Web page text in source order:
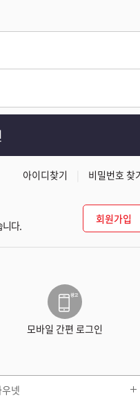
아이디찾기 비밀번호 찾
니다.
회원가입
모바일 간편 로그인
넷